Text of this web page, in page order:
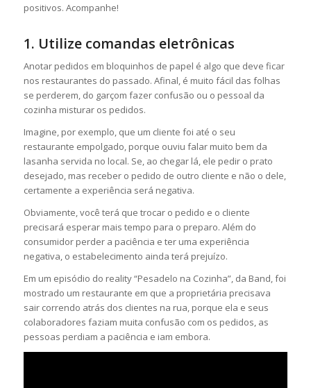
positivos. Acompanhe!
1. Utilize comandas eletrônicas
Anotar pedidos em bloquinhos de papel é algo que deve ficar
nos restaurantes do passado. Afinal, é muito fácil das folhas
se perderem, do garçom fazer confusão ou o pessoal da
cozinha misturar os pedidos.
Imagine, por exemplo, que um cliente foi até o seu
restaurante empolgado, porque ouviu falar muito bem da
lasanha servida no local. Se, ao chegar lá, ele pedir o prato
desejado, mas receber o pedido de outro cliente e não o dele,
certamente a experiência será negativa.
Obviamente, você terá que trocar o pedido e o cliente
precisará esperar mais tempo para o preparo. Além do
consumidor perder a paciência e ter uma experiência
negativa, o estabelecimento ainda terá prejuízo.
Em um episódio do reality “Pesadelo na Cozinha”, da Band, foi
mostrado um restaurante em que a proprietária precisava
sair correndo atrás dos clientes na rua, porque ela e seus
colaboradores faziam muita confusão com os pedidos, as
pessoas perdiam a paciência e iam embora.